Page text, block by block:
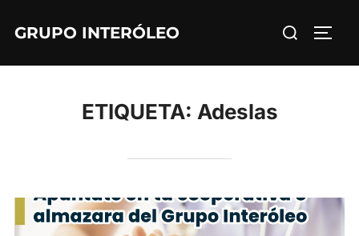
GRUPO INTERÓLEO Buscar:
ETIQUETA: Adeslas